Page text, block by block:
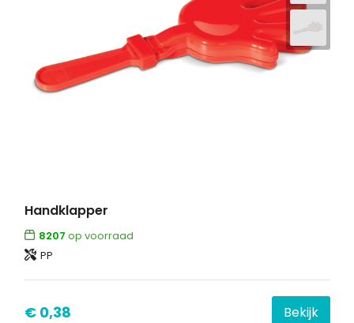
Handklapper
8207 op voorraad
PP
€ 0,38 Bekijk